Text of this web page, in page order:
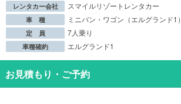
レンタカー会社 スマイルリゾートレンタカー
車 種 ミニバン・ワゴン（エルグランド1）
定 員 7人乗り
車種確約 エルグランド1
お見積もり・ご予約